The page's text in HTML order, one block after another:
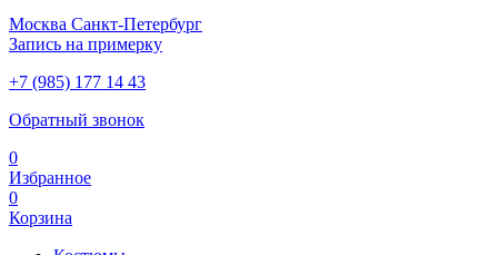
Москва Санкт-Петербург
Запись на примерку
+7 (985) 177 14 43
Обратный звонок
0
Избранное
0
Корзина